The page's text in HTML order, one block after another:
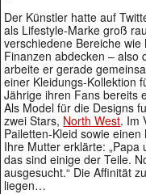
Der Künstler hatte auf
als Lifestyle-Marke groß
verschiedene Bereiche
Finanzen abdecken – also
arbeite er gerade
einer Kleidungs-Kollektion
Jährige ihren Fans bereits
Als Model für die Designs
zwei Stars, North West. Im
Pailetten-Kleid sowie
Ihre Mutter erklärte:
das sind einige der Teile.
ausgesucht.“ Die Affinität
liegen…